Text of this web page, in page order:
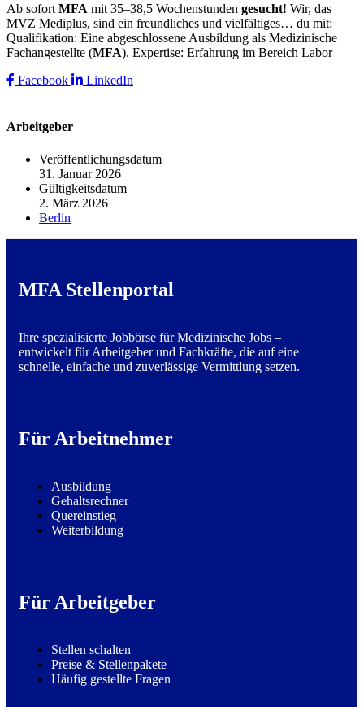
Ab sofort MFA mit 35–38,5 Wochenstunden gesucht! Wir, das
MVZ Mediplus, sind ein freundliches und vielfältiges… du mit:
Qualifikation: Eine abgeschlossene Ausbildung als Medizinische
Fachangestellte (MFA). Expertise: Erfahrung im Bereich Labor
Facebook
LinkedIn
Arbeitgeber
Veröffentlichungsdatum
31. Januar 2026
Gültigkeitsdatum
2. März 2026
Berlin
MFA Stellenportal
Ihre spezialisierte Jobbörse für Medizinische Jobs –
entwickelt für Arbeitgeber und Fachkräfte, die auf eine
schnelle, einfache und zuverlässige Vermittlung setzen.
Für Arbeitnehmer
Ausbildung
Gehaltsrechner
Quereinstieg
Weiterbildung
Für Arbeitgeber
Stellen schalten
Preise & Stellenpakete
Häufig gestellte Fragen